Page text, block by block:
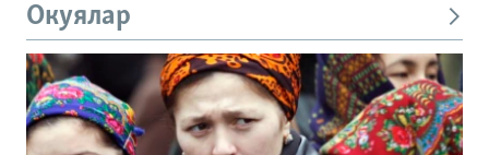
Окуялар